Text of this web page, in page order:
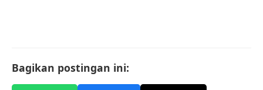
Bagikan postingan ini: